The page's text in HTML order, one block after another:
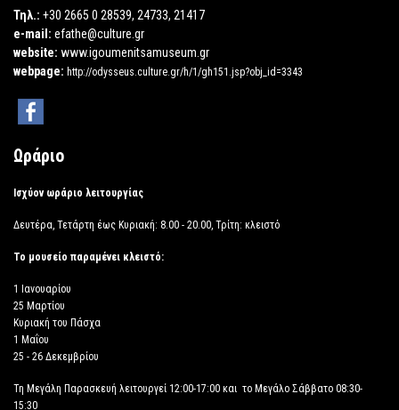
Τηλ.: +30 2665 0 28539, 24733, 21417
e-mail: efathe@culture.gr
website: www.igoumenitsamuseum.gr
webpage: http://odysseus.culture.gr/h/1/gh151.jsp?obj_id=3343
Ωράριο
Ισχύον ωράριο λειτουργίας
Δευτέρα, Τετάρτη έως Κυριακή: 8.00 - 20.00, Τρίτη: κλειστό
Το μουσείο παραμένει κλειστό:
1 Ιανουαρίου
25 Μαρτίου
Κυριακή του Πάσχα
1 Μαΐου
25 - 26 Δεκεμβρίου
Τη Μεγάλη Παρασκευή λειτουργεί 12:00-17:00 και το Μεγάλο Σάββατο 08:30-
15:30